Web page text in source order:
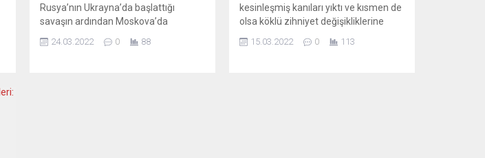
Rusya’nın Ukrayna’da başlattığı
savaşın ardından Moskova’da
nedeniyle sert eleştirilerin hedefi olan
24.03.2022 0 88
kesinleşmiş kanıları yıktı ve kısmen de
olsa köklü zihniyet değişikliklerine
ölçüde artırılırken, AB Kiev’e askeri
15.03.2022 0 113